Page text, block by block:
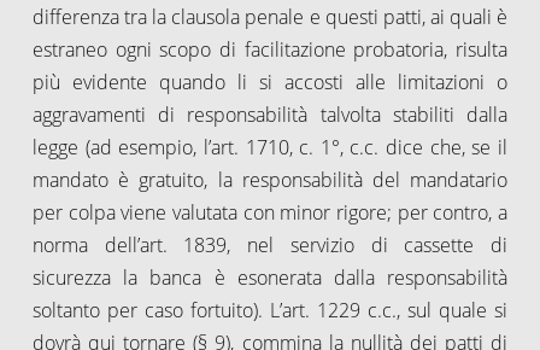
differenza tra la clausola penale e questi patti, ai quali è
estraneo ogni scopo di facilitazione probatoria, risulta
più evidente quando li si accosti alle limitazioni o
aggravamenti di responsabilità talvolta stabiliti dalla
legge (ad esempio, l’art. 1710, c. 1°, c.c. dice che, se il
mandato è gratuito, la responsabilità del mandatario
per colpa viene valutata con minor rigore; per contro, a
norma dell’art. 1839, nel servizio di cassette di
sicurezza la banca è esonerata dalla responsabilità
soltanto per caso fortuito). L’art. 1229 c.c., sul quale si
dovrà qui tornare (§ 9), commina la nullità dei patti di